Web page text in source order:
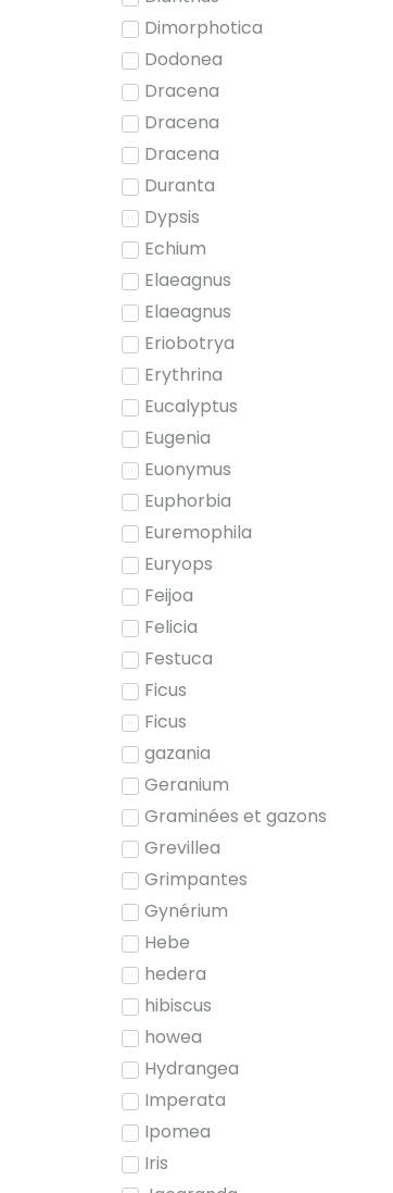
Dimorphotica
Dodonea
Dracena
Dracena
Dracena
Duranta
Dypsis
Echium
Elaeagnus
Elaeagnus
Eriobotrya
Erythrina
Eucalyptus
Eugenia
Euonymus
Euphorbia
Euremophila
Euryops
Feijoa
Felicia
Festuca
Ficus
Ficus
gazania
Geranium
Graminées et gazons
Grevillea
Grimpantes
Gynérium
Hebe
hedera
hibiscus
howea
Hydrangea
Imperata
Ipomea
Iris